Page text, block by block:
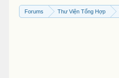
Forums Thư Viện Tổng Hợp